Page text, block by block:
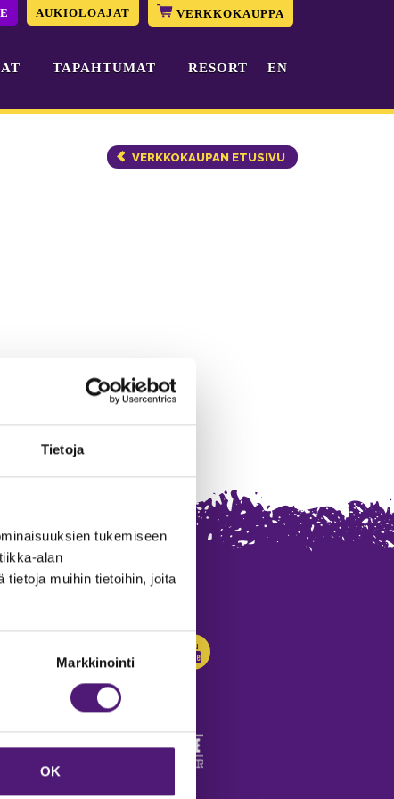
Tietoja
tukemiseen
alan
tietoja muihin tietoihin, joita
Markkinointi
OK
AUKIOLOAJAT VERKKOKAUPPA
TAPAHTUMAT RESORT EN
VERKKOKAUPAN ETUSIVU